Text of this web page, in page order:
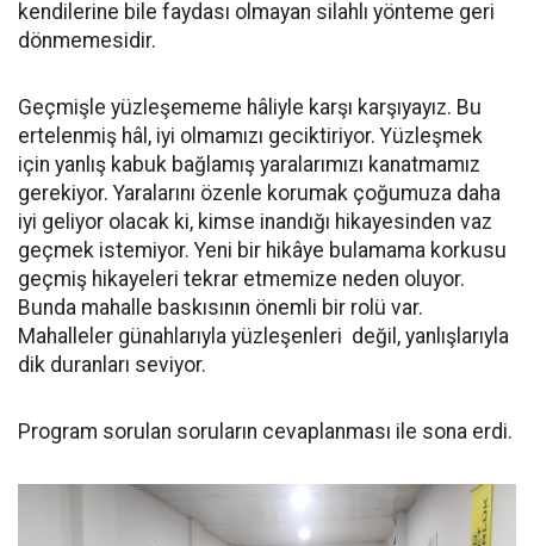
kendilerine bile faydası olmayan silahlı yönteme geri
dönmemesidir.
Geçmişle yüzleşememe hâliyle karşı karşıyayız. Bu
ertelenmiş hâl, iyi olmamızı geciktiriyor. Yüzleşmek
için yanlış kabuk bağlamış yaralarımızı kanatmamız
gerekiyor. Yaralarını özenle korumak çoğumuza daha
iyi geliyor olacak ki, kimse inandığı hikayesinden vaz
geçmek istemiyor. Yeni bir hikâye bulamama korkusu
geçmiş hikayeleri tekrar etmemize neden oluyor.
Bunda mahalle baskısının önemli bir rolü var.
Mahalleler günahlarıyla yüzleşenleri değil, yanlışlarıyla
dik duranları seviyor.
Program sorulan soruların cevaplanması ile sona erdi.